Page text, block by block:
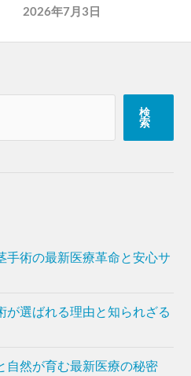
2026年7月3日
検
索
手術の最新医療革命と安心サ
が選ばれる理由と知られざる
自然が育む最新医療の秘密